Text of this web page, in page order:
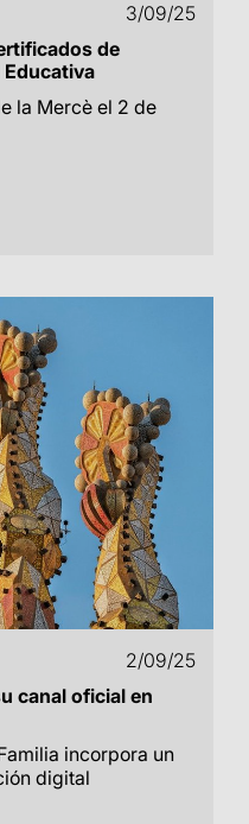
3/09/25
de
la Mercè el 2 de
2/09/25
canal oficial en
incorpora un
digital